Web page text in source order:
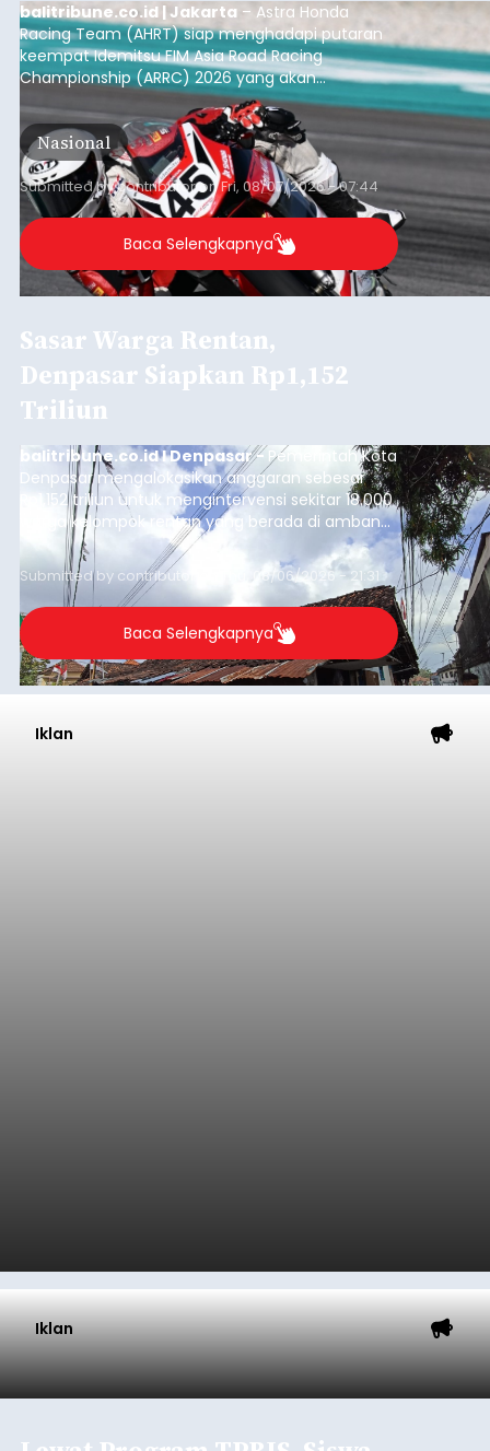
balitribune.co.id | Jakarta – Astra Honda
Racing Team (AHRT) siap menghadapi putaran
keempat Idemitsu FIM Asia Road Racing
Championship (ARRC) 2026 yang akan
berlangsung di Pertamina Mandalika
International Circuit, Lombok, Nusa Tenggara
Barat, pada 7–9 Agustus 2026.
Nasional
Submitted bycontributoronFri, 08/07/2026 - 07:44
Baca Selengkapnya
Sasar Warga Rentan,
Denpasar Siapkan Rp1,152
Triliun
balitribune.co.id I Denpasar - Pemerintah Kota
Denpasar mengalokasikan anggaran sebesar
Rp1,152 triliun untuk mengintervensi sekitar 18.000
warga kelompok rentan yang berada di ambang
garis kemiskinan. Langkah strategis ini diambil
guna menjaga masyarakat yang berada pada
kelompok desil 5 dan 6 tersebut agar tidak
merosot ke kategori miskin.
Submitted by contributor Thu, 08/06/2026 - 21:31
Baca Selengkapnya
Iklan
Iklan